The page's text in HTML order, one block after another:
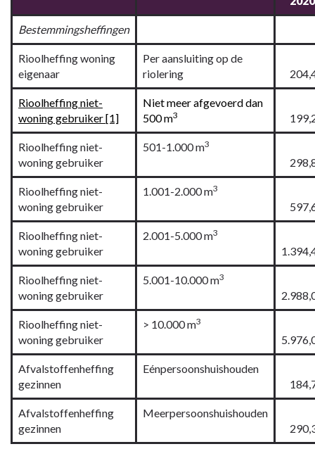
Bestemmingsheffingen
Rioolheffing woning
eigenaar
Per aansluiting op de
riolering
Rioolheffing niet-
woning gebruiker [1]
Niet meer afgevoerd dan
500 m3
Rioolheffing niet-
woning gebruiker
501-1.000 m3
Rioolheffing niet-
woning gebruiker
1.001-2.000 m3
Rioolheffing niet-
woning gebruiker
2.001-5.000 m3
Rioolheffing niet-
woning gebruiker
5.001-10.000 m3
Rioolheffing niet-
woning gebruiker
> 10.000 m3
Afvalstoffenheffing
gezinnen
Eénpersoonshuishouden
Afvalstoffenheffing
gezinnen
Meerpersoonshuishouden